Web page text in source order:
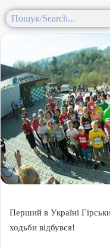
Перший в Україні
ходьби відбувся!